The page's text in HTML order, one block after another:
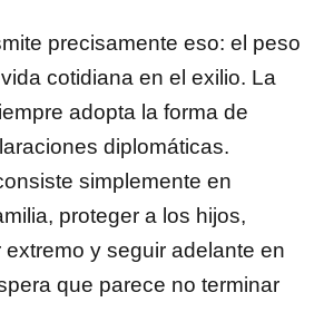
precisamente eso: el peso
cotidiana en el exilio. La
adopta la forma de
diplomáticas.
simplemente en
proteger a los hijos,
y seguir adelante en
que parece no terminar